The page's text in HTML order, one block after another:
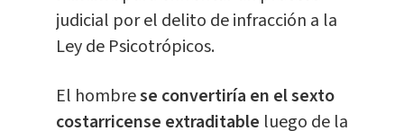
judicial por el delito de infracción a la
Ley de Psicotrópicos.
El hombrese convertiría en el sexto
costarricense extraditable luego de la